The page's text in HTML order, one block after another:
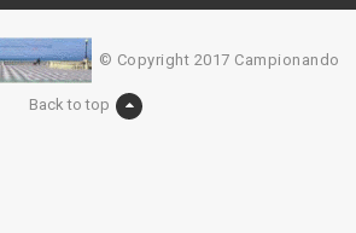
© Copyright 2017 Campionando
Back to top